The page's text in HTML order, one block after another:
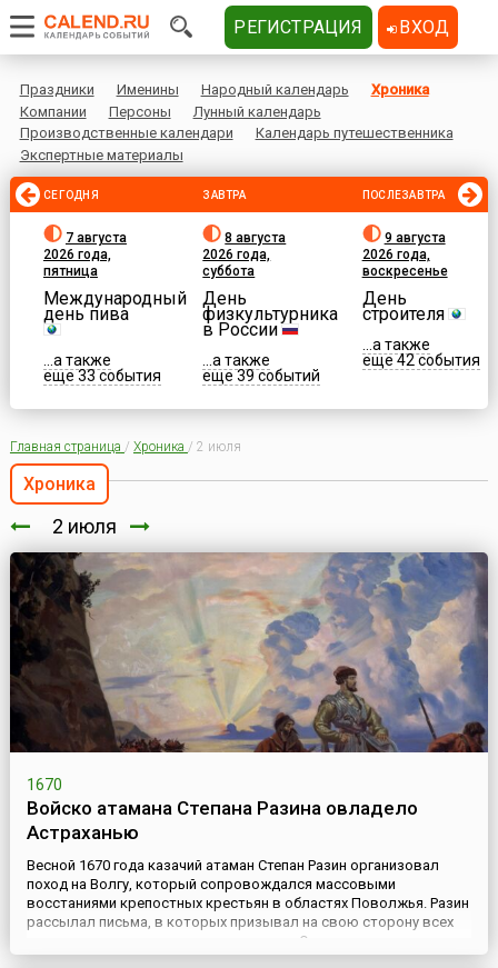
Праздники Именины Народный календарь
Хроника
Компании
Персоны
Лунный календарь
Производственные календари
Календарь путешественника
Экспертные материалы
СЕГОДНЯ
7 августа
2026 года,
пятница
Международный
день пива
...а также
еще 33 события
ЗАВТРА
8 августа
2026 года,
суббота
День
физкультурника
в России
...а также
еще 39 событий
ПОСЛЕЗАВТРА
9 августа
2026 года,
воскресенье
День
строителя
...а также
еще 42 события
Главная страница / Хроника / 2 июля
Хроника
2 июля
1670
Войско атамана Степана Разина овладело
Астраханью
Весной 1670 года казачий атаман Степан Разин организовал
поход на Волгу, который сопровождался массовыми
восстаниями крепостных крестьян в областях Поволжья. Разин
рассылал письма, в которых призывал на свою сторону всех
ищущих воли и желающих служить ему. Он говорил, что не
собирается свергать правящего царя Алексея Михайловича,
РЕГИСТРАЦИЯ ВХОД